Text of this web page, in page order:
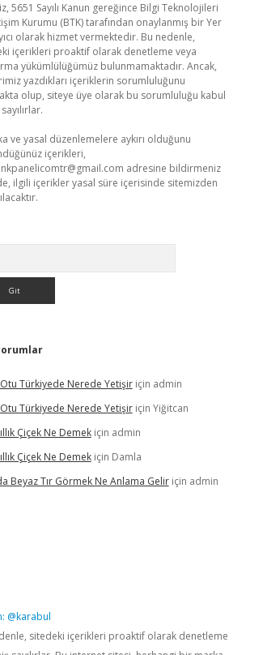
5651 Sayılı Kanun gereğince Bilgi Teknolojileri
Kurumu (BTK) tarafından onaylanmış bir Yer
olarak hizmet vermektedir. Bu nedenle,
içerikleri proaktif olarak denetleme veya
yükümlülüğümüz bulunmamaktadır. Ancak,
yazdıkları içeriklerin sorumluluğunu
olup, siteye üye olarak bu sorumluluğu kabul
ve yasal düzenlemelere aykırı olduğunu
içerikleri,
adresine bildirmeniz
ilgili içerikler yasal süre içerisinde sitemizden
Türkiyede Nerede Yetişiriçin admin
Türkiyede Nerede Yetişiriçin Yiğitcan
Çiçek Ne Demekiçin admin
Çiçek Ne Demekiçin Damla
Beyaz Tır Görmek Ne Anlama Geliriçin admin
@karabul
sitedeki içerikleri proaktif olarak denetleme